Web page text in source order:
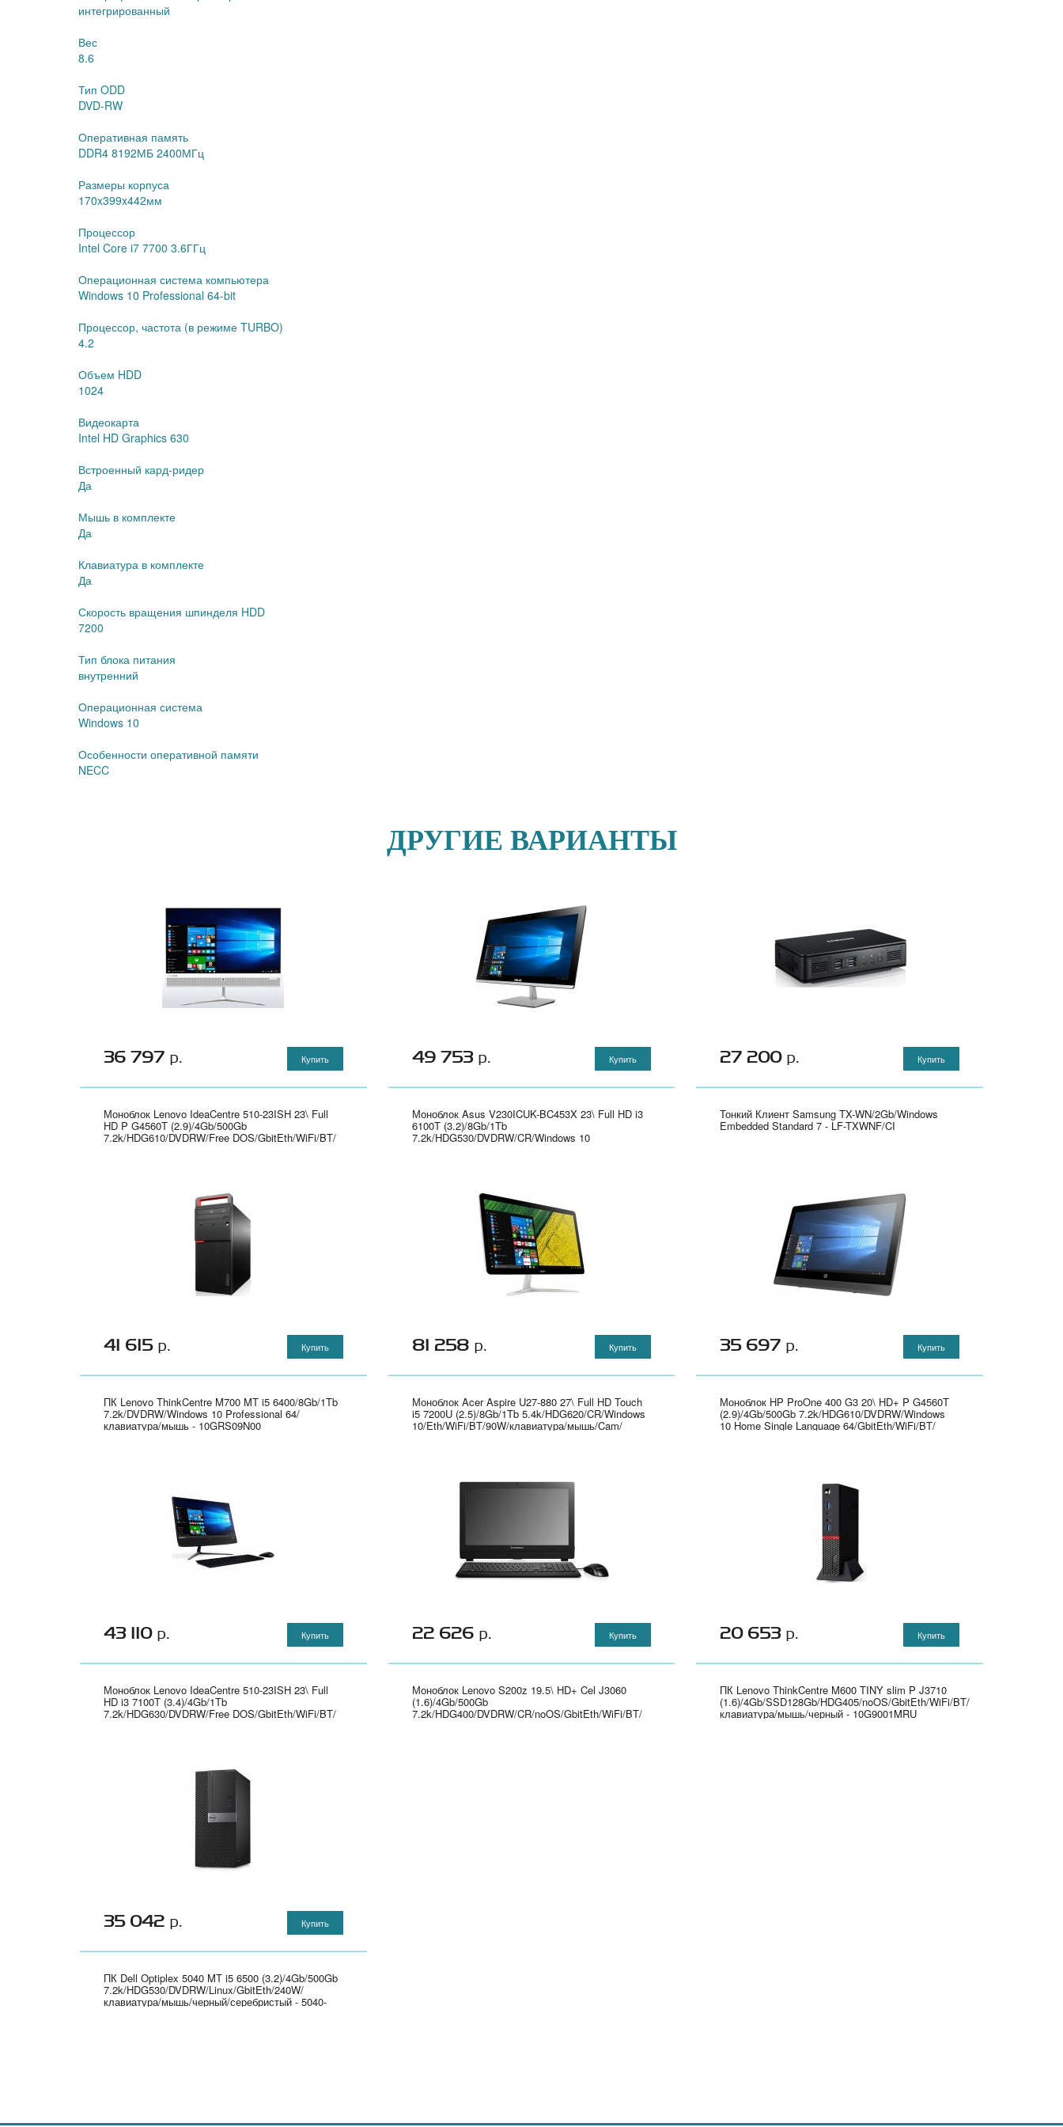
интегрированный
Вес
8.6
Тип ODD
DVD-RW
Оперативная память
DDR4 8192МБ 2400МГц
Размеры корпуса
170x399x442мм
Процессор
Intel Core i7 7700 3.6ГГц
Операционная система компьютера
Windows 10 Professional 64-bit
Процессор, частота (в режиме TURBO)
4.2
Объем HDD
1024
Видеокарта
Intel HD Graphics 630
Встроенный кард-ридер
Да
Мышь в комплекте
Да
Клавиатура в комплекте
Да
Скорость вращения шпинделя HDD
7200
Тип блока питания
внутренний
Операционная система
Windows 10
Особенности оперативной памяти
NECC
ДРУГИЕ ВАРИАНТЫ
36 797 р. Купить
Моноблок Lenovo IdeaCentre 510-23ISH 23\ Full
HD P G4560T (2.9)/4Gb/500Gb
7.2k/HDG610/DVDRW/Free DOS/GbitEth/WiFi/BT/
49 753р. Купить
Моноблок Asus V230ICUK-BC453X 23\ Full HD i3
6100T (3.2)/8Gb/1Tb
7.2k/HDG530/DVDRW/CR/Windows 10
27 200р. Купить
Тонкий Клиент Samsung TX-WN/2Gb/Windows
Embedded Standard 7 - LF-TXWNF/CI
41 615р. Купить
ПК Lenovo ThinkCentre M700 MT i5 6400/8Gb/1Tb
7.2k/DVDRW/Windows 10 Professional 64/
клавиатура/мышь - 10GRS09N00
81 258р. Купить
Моноблок Acer Aspire U27-880 27\ Full HD Touch
i5 7200U (2.5)/8Gb/1Tb 5.4k/HDG620/CR/Windows
10/Eth/WiFi/BT/90W/клавиатура/мышь/Cam/
35 697 р. Купить
Моноблок HP ProOne 400 G3 20\ HD+ P G4560T
(2.9)/4Gb/500Gb 7.2k/HDG610/DVDRW/Windows
10 Home Single Language 64/GbitEth/WiFi/BT/
43 110р. Купить
Моноблок Lenovo IdeaCentre 510-23ISH 23\ Full
HD i3 7100T (3.4)/4Gb/1Tb
7.2k/HDG630/DVDRW/Free DOS/GbitEth/WiFi/BT/
22 626р. Купить
Моноблок Lenovo S200z 19.5\ HD+ Cel J3060
(1.6)/4Gb/500Gb
7.2k/HDG400/DVDRW/CR/noOS/GbitEth/WiFi/BT/
20 653р. Купить
ПК Lenovo ThinkCentre M600 TINY slim P J3710
(1.6)/4Gb/SSD128Gb/HDG405/noOS/GbitEth/WiFi/BT/
клавиатура/мышь/черный - 10G9001MRU
35 042 р. Купить
ПК Dell Optiplex 5040 MT i5 6500 (3.2)/4Gb/500Gb
7.2k/HDG530/DVDRW/Linux/GbitEth/240W/
клавиатура/мышь/черный/серебристый - 5040-